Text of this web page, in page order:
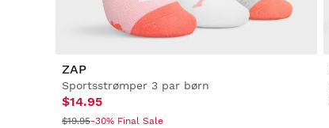
ZAP
Sportsstrømper 3 par børn
$14.95
$19.95-30% Final Sale